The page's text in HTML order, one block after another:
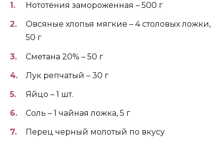
Нототения замороженная – 500 г
Овсяные хлопья мягкие – 4 столовых ложки,
50 г
Сметана 20% – 50 г
Лук репчатый – 30 г
Яйцо – 1 шт.
Соль – 1 чайная ложка, 5 г
Перец черный молотый по вкусу